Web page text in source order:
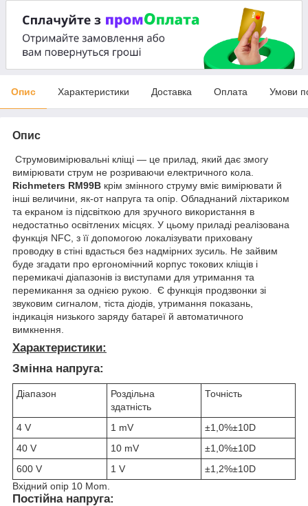
Опис Характеристики Доставка Оплата Умови
Опис
Струмовимірювальні кліщі — це прилад, який дає змогу
вимірювати струм не розриваючи електричного кола.
Richmeters RM99B крім змінного струму вміє вимірювати й
інші величини, як-от напруга та опір. Обладнаний ліхтариком
та екраном із підсвіткою для зручного використання в
недостатньо освітлених місцях. У цьому приладі реалізована
функція NFC, з її допомогою локалізувати приховану
проводку в стіні вдасться без надмірних зусиль. Не зайвим
буде згадати про ергономічний корпус токових кліщів і
перемикачі діапазонів із виступами для утримання та
перемикання за однією рукою. Є функція продзвонки зі
звуковим сигналом, тіста діодів, утримання показань,
індикація низького заряду батареї й автоматичного
вимкнення.
Характеристики:
Змінна напруга:
Діапазон
Роздільна
здатність
Точність
4 V 1 mV
±1,0%±10D
40 V
10 mV
±1,0%±10D
600 V
1 V
±1,2%±10D
Вхідний опір 10 Mom.
Постійна напруга: